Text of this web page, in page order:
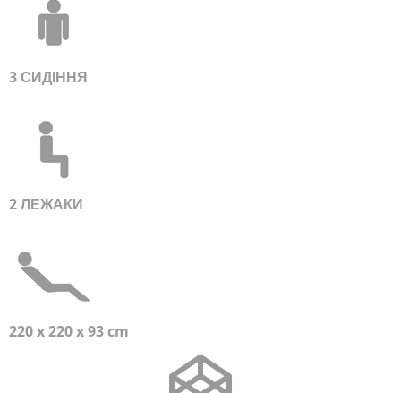
3СИДІННЯ
2 ЛЕЖАКИ
220 x 220 x 93 cm